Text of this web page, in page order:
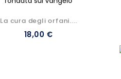
La cura degli orfani....
18,00 €